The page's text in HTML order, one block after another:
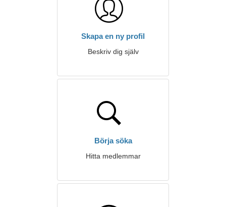
Skapa en ny profil
Beskriv dig själv
Börja söka
Hitta medlemmar